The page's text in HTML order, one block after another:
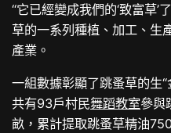
“它已經變成我們的‘致富草’
草的一系列種植、加工、生
產業。
一組數據彰顯了跳蚤草的生
共有93戶村民舞蹈教室參與
畝，累計提取跳蚤草精油